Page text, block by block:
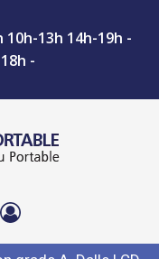
13h 14h-19h -
-